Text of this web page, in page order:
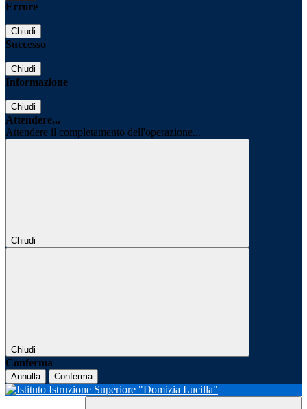
Errore
Chiudi
Successo
Chiudi
Informazione
Chiudi
Attendere...
Attendere il completamento dell'operazione...
Chiudi
Chiudi
Conferma
Annulla Conferma